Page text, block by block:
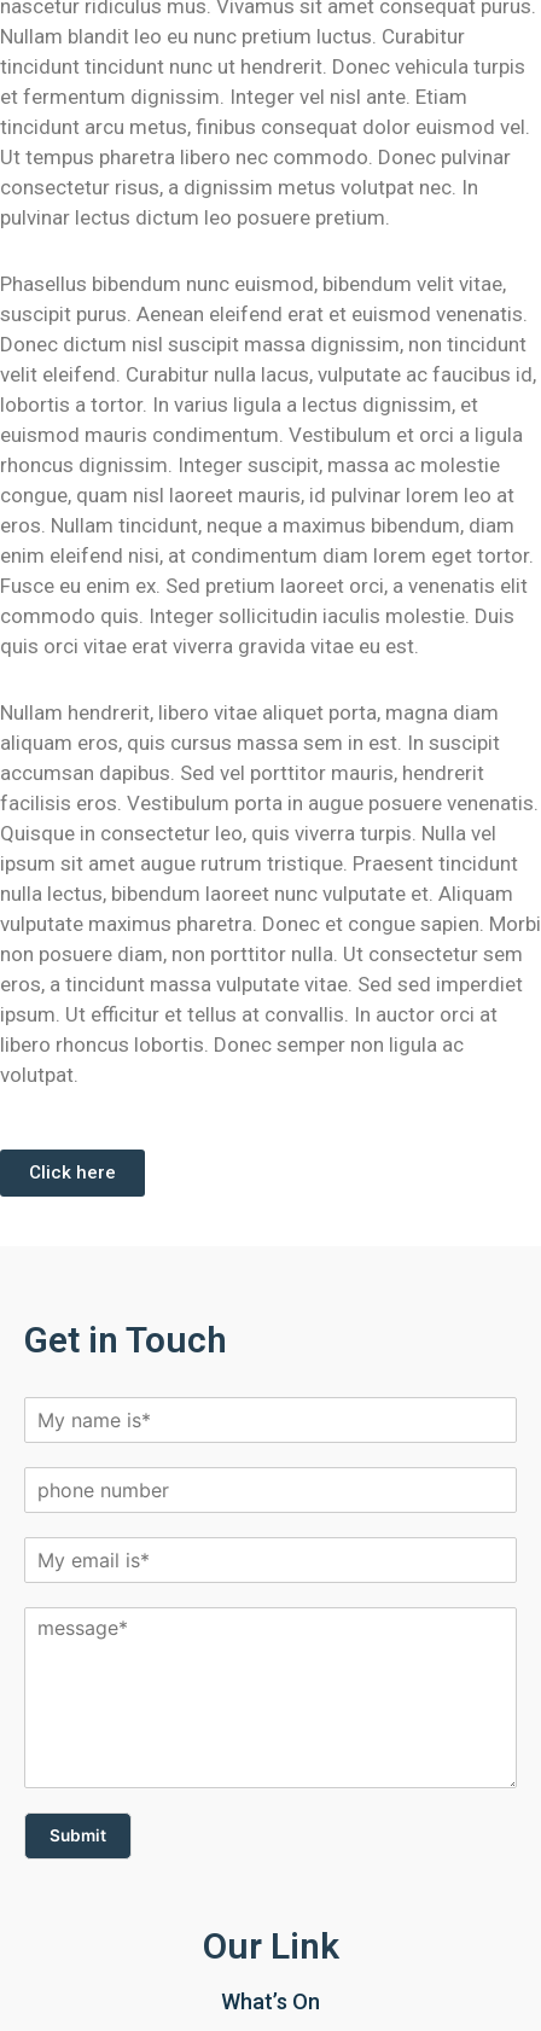
nascetur ridiculus mus. Vivamus sit amet consequat purus.
Nullam blandit leo eu nunc pretium luctus. Curabitur
tincidunt tincidunt nunc ut hendrerit. Donec vehicula turpis
et fermentum dignissim. Integer vel nisl ante. Etiam
tincidunt arcu metus, finibus consequat dolor euismod vel.
Ut tempus pharetra libero nec commodo. Donec pulvinar
consectetur risus, a dignissim metus volutpat nec. In
pulvinar lectus dictum leo posuere pretium.
Phasellus bibendum nunc euismod, bibendum velit vitae,
suscipit purus. Aenean eleifend erat et euismod venenatis.
Donec dictum nisl suscipit massa dignissim, non tincidunt
velit eleifend. Curabitur nulla lacus, vulputate ac faucibus id,
lobortis a tortor. In varius ligula a lectus dignissim, et
euismod mauris condimentum. Vestibulum et orci a ligula
rhoncus dignissim. Integer suscipit, massa ac molestie
congue, quam nisl laoreet mauris, id pulvinar lorem leo at
eros. Nullam tincidunt, neque a maximus bibendum, diam
enim eleifend nisi, at condimentum diam lorem eget tortor.
Fusce eu enim ex. Sed pretium laoreet orci, a venenatis elit
commodo quis. Integer sollicitudin iaculis molestie. Duis
quis orci vitae erat viverra gravida vitae eu est.
Nullam hendrerit, libero vitae aliquet porta, magna diam
aliquam eros, quis cursus massa sem in est. In suscipit
accumsan dapibus. Sed vel porttitor mauris, hendrerit
facilisis eros. Vestibulum porta in augue posuere venenatis.
Quisque in consectetur leo, quis viverra turpis. Nulla vel
ipsum sit amet augue rutrum tristique. Praesent tincidunt
nulla lectus, bibendum laoreet nunc vulputate et. Aliquam
vulputate maximus pharetra. Donec et congue sapien. Morbi
non posuere diam, non porttitor nulla. Ut consectetur sem
eros, a tincidunt massa vulputate vitae. Sed sed imperdiet
ipsum. Ut efficitur et tellus at convallis. In auctor orci at
libero rhoncus lobortis. Donec semper non ligula ac
volutpat.
Click here
Get in Touch
Submit
Our Link
What’s On